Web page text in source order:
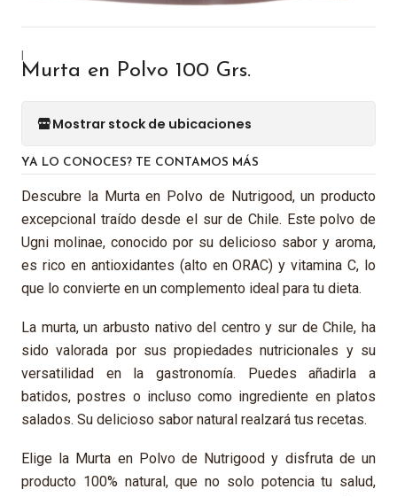
|
Murta en Polvo 100 Grs.
Mostrar stock de ubicaciones
YA LO CONOCES? TE CONTAMOS MÁS
Descubre la Murta en Polvo de Nutrigood, un producto
excepcional traído desde el sur de Chile. Este polvo de
Ugni molinae, conocido por su delicioso sabor y aroma,
es rico en antioxidantes (alto en ORAC) y vitamina C, lo
que lo convierte en un complemento ideal para tu dieta.
La murta, un arbusto nativo del centro y sur de Chile, ha
sido valorada por sus propiedades nutricionales y su
versatilidad en la gastronomía. Puedes añadirla a
batidos, postres o incluso como ingrediente en platos
salados. Su delicioso sabor natural realzará tus recetas.
Elige la Murta en Polvo de Nutrigood y disfruta de un
producto 100% natural, que no solo potencia tu salud,